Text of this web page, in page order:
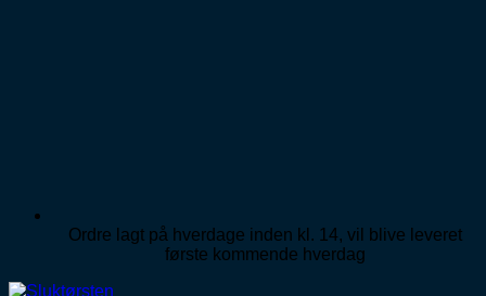
Ordre lagt på hverdage inden kl. 14, vil blive leveret
første kommende hverdag